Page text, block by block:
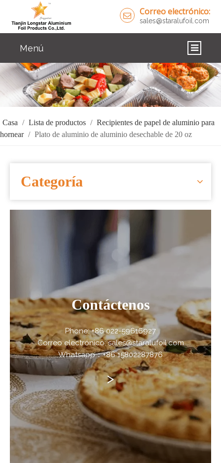
Correo electrónico:
sales@staralufoil.com
Menú
CASA
PRODUCTOS
SOBRE NOSOTROS
NOTICIAS
CONTÁCTENOS
Casa / Lista de productos / Recipientes de papel de aluminio para
hornear / Plato de aluminio de aluminio desechable de 20 oz
Categoría
Contáctenos
Phone: +86 022-59616927
Correo electrónico: sales@staralufoil.com
Whatsapp：+86 15802287876
>